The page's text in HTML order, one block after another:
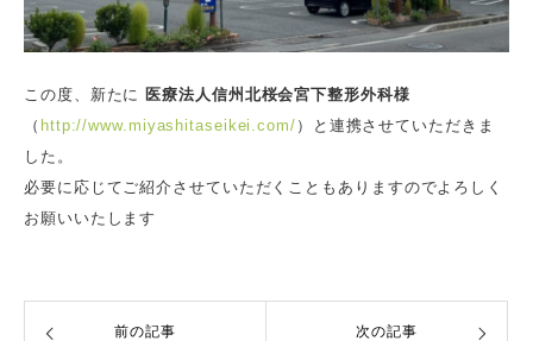
この度、新たに
医療法人信州北桜会宮下整形外科様
（ http://www.miyashitaseikei.com/ ）と連携させていただきま
した。
必要に応じてご紹介させていただくこともありますのでよろしく
お願いいたします
前の記事 次の記事